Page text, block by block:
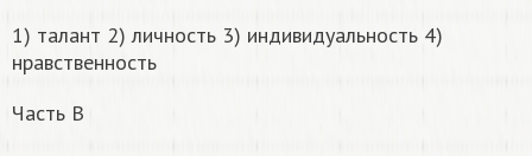
1) талант 2) личность 3) индивидуальность 4)
нравственность
Часть В